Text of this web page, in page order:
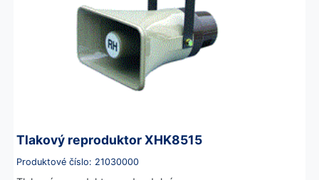
Tlakový reproduktor XHK8515
Produktové číslo: 21030000